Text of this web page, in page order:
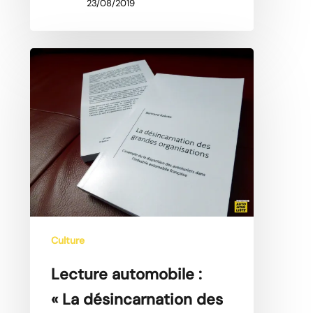
23/08/2019
Lecture
automobile
« La
désincarnation
des
grandes
organisations »,
par
Bertrand
Culture
Lecture automobile :
« La désincarnation des